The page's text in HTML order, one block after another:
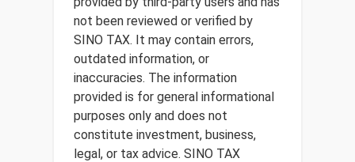
not been reviewed or verified by
SINO TAX. It may contain errors,
outdated information, or
inaccuracies. The information
provided is for general informational
purposes only and does not
constitute investment, business,
legal, or tax advice. SINO TAX